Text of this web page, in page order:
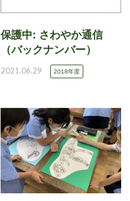
保護中: さわやか通信
（バックナンバー）
2021.06.29 2018年度